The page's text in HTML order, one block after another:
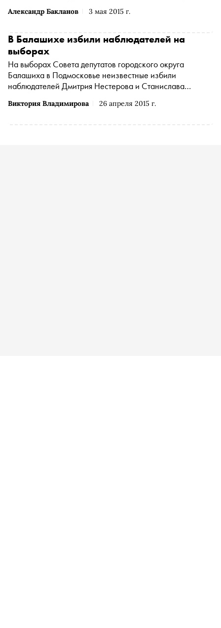
Александр Бакланов 3 мая 2015 г.
Виктория Владимирова 26 апреля 2015 г.
В Балашихе избили наблюдателей на
выборах
На выборах Совета депутатов городского округа
Балашиха в Подмосковье неизвестные избили
наблюдателей Дмитрия Нестерова и Станислава